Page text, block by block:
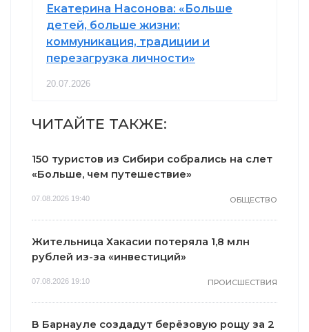
Екатерина Насонова: «Больше
детей, больше жизни:
коммуникация, традиции и
перезагрузка личности»
20.07.2026
ЧИТАЙТЕ ТАКЖЕ:
150 туристов из Сибири собрались на слет
«Больше, чем путешествие»
07.08.2026 19:40 ОБЩЕСТВО
Жительница Хакасии потеряла 1,8 млн
рублей из-за «инвестиций»
07.08.2026 19:10 ПРОИСШЕСТВИЯ
В Барнауле создадут берёзовую рощу за 2